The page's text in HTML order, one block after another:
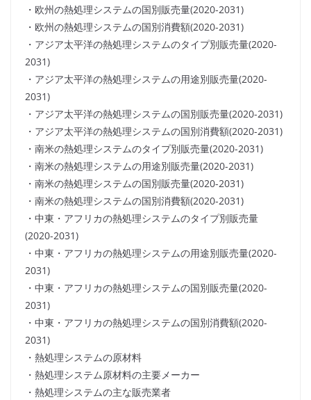
・欧州の熱処理システムの国別販売量(2020-2031)
・欧州の熱処理システムの国別消費額(2020-2031)
・アジア太平洋の熱処理システムのタイプ別販売量(2020-
2031)
・アジア太平洋の熱処理システムの用途別販売量(2020-
2031)
・アジア太平洋の熱処理システムの国別販売量(2020-2031)
・アジア太平洋の熱処理システムの国別消費額(2020-2031)
・南米の熱処理システムのタイプ別販売量(2020-2031)
・南米の熱処理システムの用途別販売量(2020-2031)
・南米の熱処理システムの国別販売量(2020-2031)
・南米の熱処理システムの国別消費額(2020-2031)
・中東・アフリカの熱処理システムのタイプ別販売量
(2020-2031)
・中東・アフリカの熱処理システムの用途別販売量(2020-
2031)
・中東・アフリカの熱処理システムの国別販売量(2020-
2031)
・中東・アフリカの熱処理システムの国別消費額(2020-
2031)
・熱処理システムの原材料
・熱処理システム原材料の主要メーカー
・熱処理システムの主な販売業者